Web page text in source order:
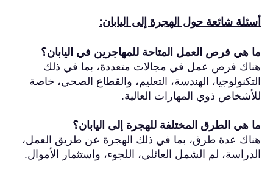
أسئلة شائعة حول الهجرة إلى اليابان:
ما هي فرص العمل المتاحة للمهاجرين في اليابان؟
هناك فرص عمل في مجالات متعددة، بما في ذلك
التكنولوجيا، الهندسة، التعليم، والقطاع الصحي، خاصة
للأشخاص ذوي المهارات العالية.
ما هي الطرق المختلفة للهجرة إلى اليابان؟
هناك عدة طرق، بما في ذلك الهجرة عن طريق العمل،
الدراسة، لم الشمل العائلي، اللجوء، واستثمار الأموال.